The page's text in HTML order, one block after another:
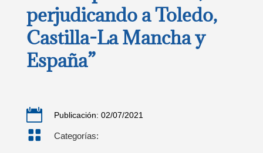
perjudicando a Toledo,
Castilla-La Mancha y
España”
 Publicación: 02/07/2021
 Categorías: